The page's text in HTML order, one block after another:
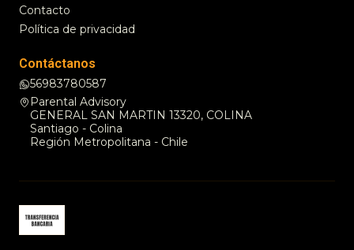
Contacto
Política de privacidad
Contáctanos
56983780587
Parental Advisory
GENERAL SAN MARTIN 13320, COLINA
Santiago - Colina
Región Metropolitana - Chile